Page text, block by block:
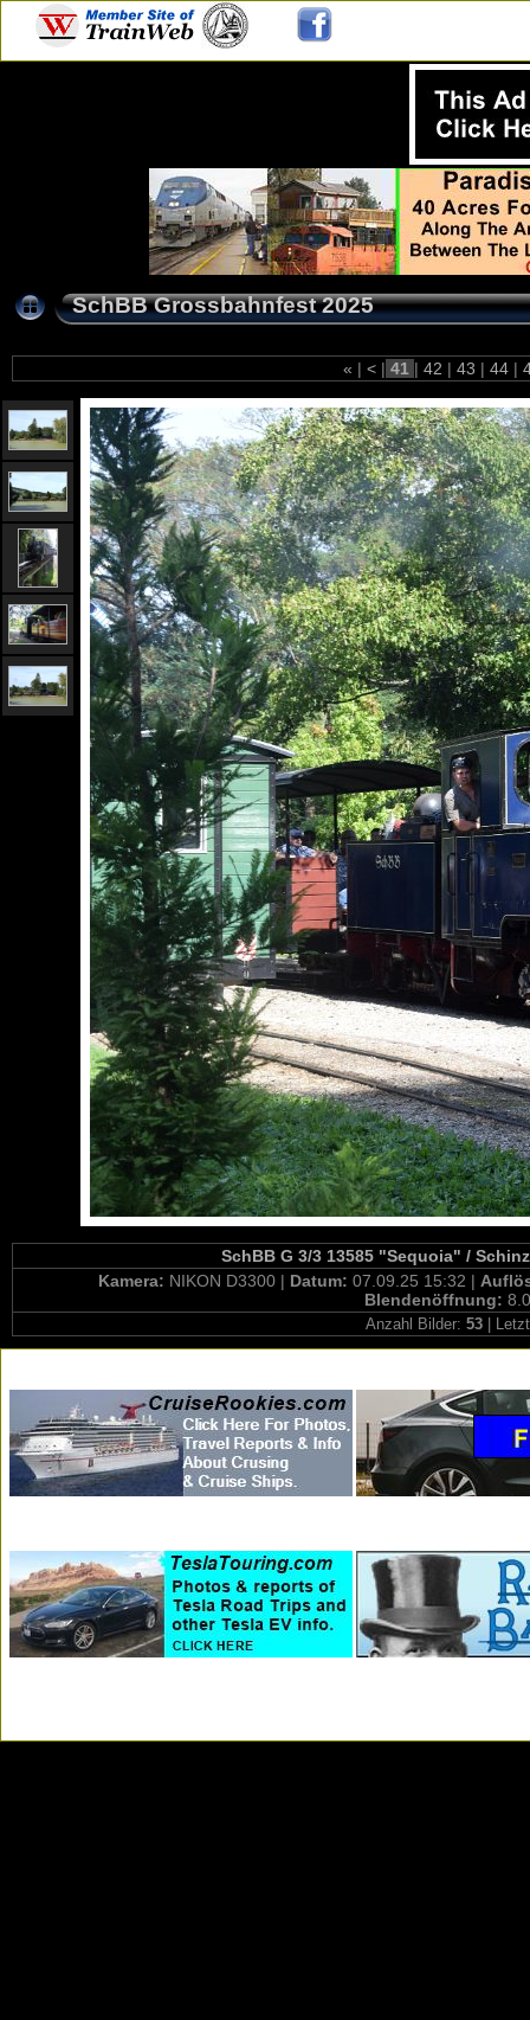
SchBB Grossbahnfest 2025
« | < | 41 | 42 | 43 | 44 |
SchBB G 3/3 13585 "Sequoia" /
Kamera: NIKON D3300 | Datum: 07.09.25 15:32 |
Blendenöffnung:
Anzahl Bilder: 53 |